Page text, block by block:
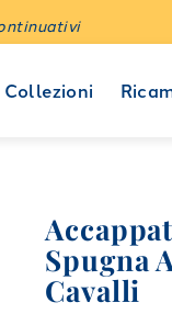
Collezioni
Spugna
Cavalli